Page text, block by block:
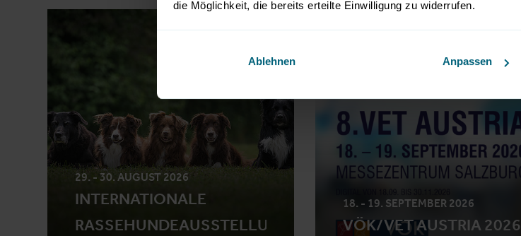
die Möglichkeit, die bereits erteilte Einwilligung zu widerrufen.
Ablehnen Anpassen
29. - 30. AUGUST 2026
INTERNATIONALE
RASSEHUNDEAUSSTELLUNG
18. - 19. SEPTEMBER 2026
VÖK/VET AUSTRIA 2026